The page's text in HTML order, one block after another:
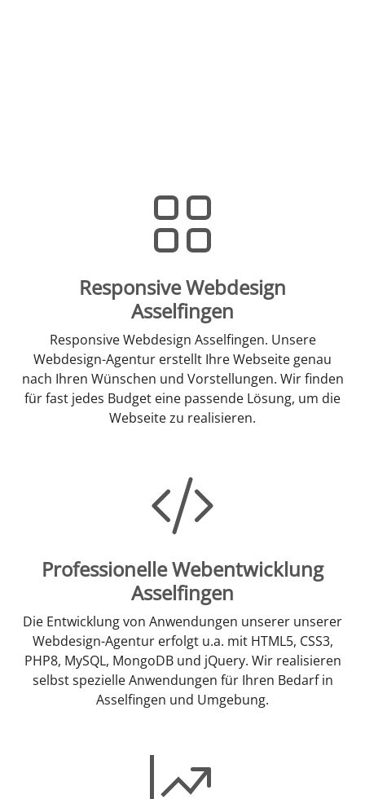
Responsive Webdesign
Asselfingen
Responsive Webdesign Asselfingen. Unsere
Webdesign-Agentur erstellt Ihre Webseite genau
nach Ihren Wünschen und Vorstellungen. Wir finden
für fast jedes Budget eine passende Lösung, um die
Webseite zu realisieren.
Professionelle Webentwicklung
Asselfingen
Die Entwicklung von Anwendungen unserer unserer
Webdesign-Agentur erfolgt u.a. mit HTML5, CSS3,
PHP8, MySQL, MongoDB und jQuery. Wir realisieren
selbst spezielle Anwendungen für Ihren Bedarf in
Asselfingen und Umgebung.